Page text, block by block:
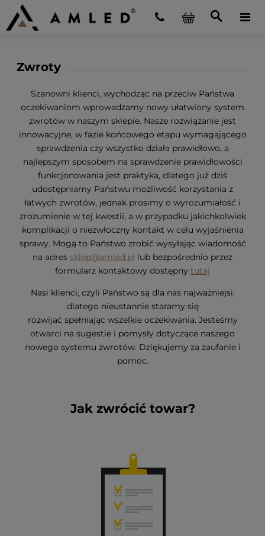
Zwroty
Szanowni klienci, wychodząc na przeciw Państwa
oczekiwaniom wprowadzamy nowy ułatwiony system
zwrotów w naszym sklepie. Nasze rozwiązanie jest
innowacyjne, w fazie końcowego etapu wymagającego
sprawdzenia czy wszystko działa prawidłowo, a
najlepszym sposobem na sprawdzenie prawidłowości
funkcjonowania jest praktyka, dlatego już dziś
udostępniamy Państwu możliwość korzystania z
łatwych zwrotów, jednak prosimy o wyrozumiałość i
zrozumienie w tej kwestii, a w przypadku jakichkolwiek
komplikacji o niezwłoczny kontakt w celu wyjaśnienia
sprawy. Mogą to Państwo zrobić wysyłając wiadomość
na adres sklep@amled.pl lub bezpośrednio przez
formularz kontaktowy dostępny tutaj
Nasi klienci, czyli Państwo są dla nas najważniejsi,
dlatego nieustannie staramy się
rozwijać spełniając wszelkie oczekiwania. Jesteśmy
otwarci na sugestie i pomysły dotyczące naszego
nowego systemu zwrotów. Dziękujemy za zaufanie i
pomoc.
Jak zwrócić towar?